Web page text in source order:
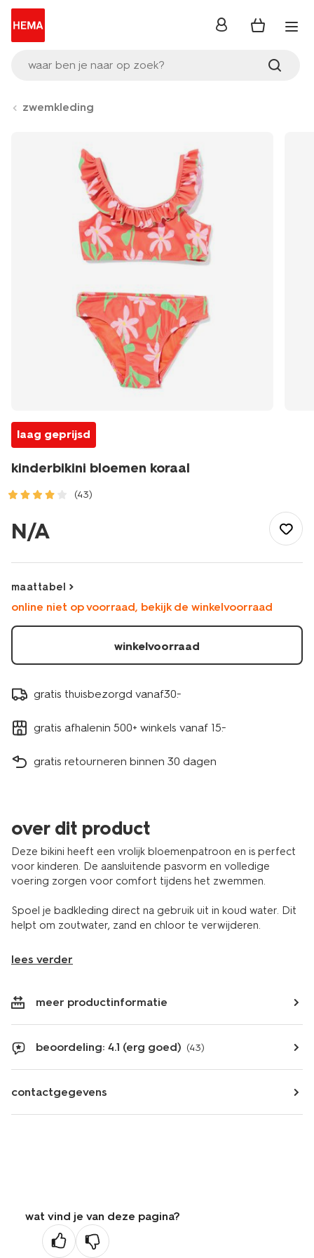
waar ben je naar op zoek?
inloggen
zwemkleding
laag geprijsd
kinderbikini bloemen koraal
(43)
bikinis-
badpakken/kinderbikini-
koraal-
22250280CORAL.html
N/A
maattabel
online niet op voorraad, bekijk de winkelvoorraad
winkelvoorraad
gratis thuisbezorgd vanaf30.-
gratis afhalenin 500+ winkels vanaf 15.-
gratis retourneren binnen 30 dagen
over dit product
Deze bikini heeft een vrolijk bloemenpatroon en is perfect
voor kinderen. De aansluitende pasvorm en volledige
voering zorgen voor comfort tijdens het zwemmen.
Spoel je badkleding direct na gebruik uit in koud water. Dit
helpt om zoutwater, zand en chloor te verwijderen.
lees verder
meer productinformatie
beoordeling: 4.1 (erg goed) (43)
contactgegevens
wat vind je van deze pagina?